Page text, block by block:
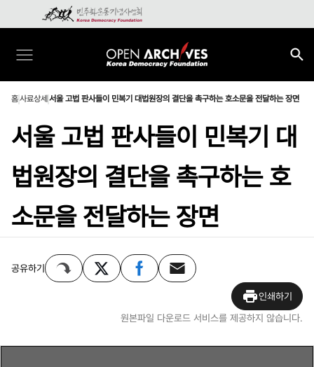
홈사료상세 서울 고법 판사들이 민복기 대법원장의 결단을 촉구하는 호소문을 전달하는 장면
서울 고법 판사들이 민복기 대
법원장의 결단을 촉구하는 호
소문을 전달하는 장면
공유하기
인쇄하기
원본파일 다운로드 서비스를 제공하지 않습니다.